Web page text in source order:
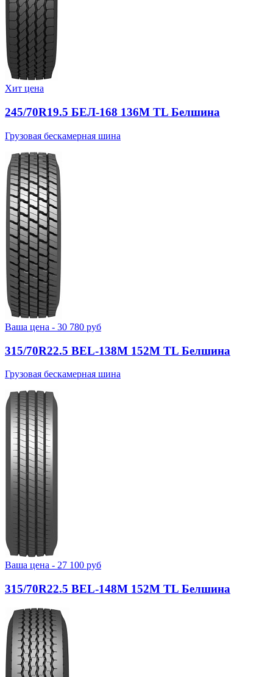
Хит цена
245/70R19.5 БЕЛ-168 136M TL Белшина
Грузовая бескамерная шина
Ваша цена - 30 780 руб
315/70R22.5 BEL-138М 152M TL Белшина
Грузовая бескамерная шина
Ваша цена - 27 100 руб
315/70R22.5 BEL-148М 152M TL Белшина